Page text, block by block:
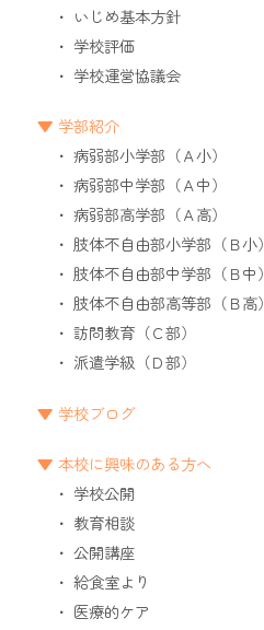
いじめ基本方針
学校評価
学校運営協議会
学部紹介
病弱部小学部（Ａ小）
病弱部中学部（Ａ中）
病弱部高学部（Ａ高）
肢体不自由部小学部（Ｂ小）
肢体不自由部中学部（Ｂ中）
肢体不自由部高等部（Ｂ高）
訪問教育（Ｃ部）
派遣学級（Ｄ部）
学校ブログ
本校に興味のある方へ
学校公開
教育相談
公開講座
給食室より
医療的ケア